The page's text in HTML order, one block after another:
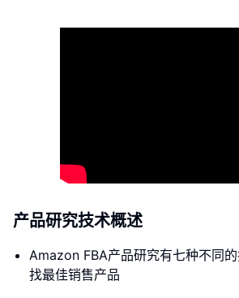
产品研究技术概述
Amazon FBA产品研究有七种不同
找最佳销售产品